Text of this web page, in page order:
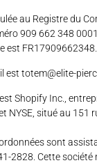
au Registre du
909 662 348
est FR17909662348.
est totem@elite-
Shopify Inc.,
NYSE, situé au 151
sont
2828. Cette